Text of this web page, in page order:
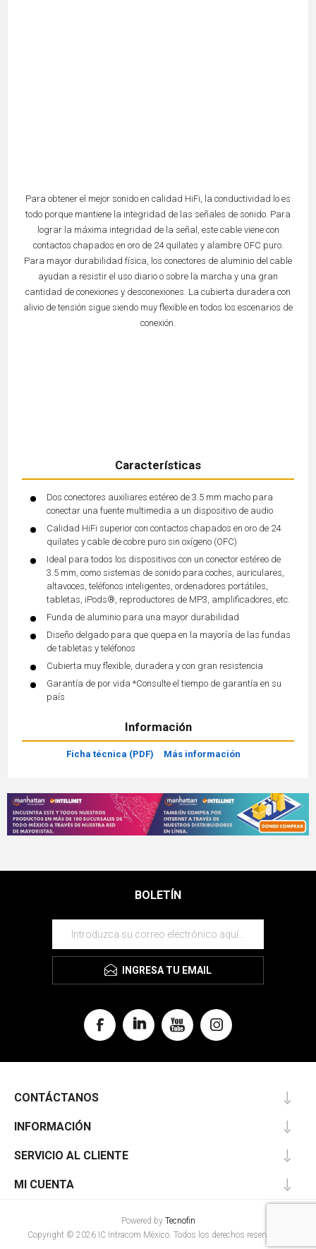
Para obtener el mejor sonido en calidad HiFi, la conductividad lo es
todo porque mantiene la integridad de las señales de sonido. Para
lograr la máxima integridad de la señal, este cable viene con
contactos chapados en oro de 24 quilates y alambre OFC puro.
Para mayor durabilidad física, los conectores de aluminio del cable
ayudan a resistir el uso diario o sobre la marcha y una gran
cantidad de conexiones y desconexiones. La cubierta duradera con
alivio de tensión sigue siendo muy flexible en todos los escenarios de
conexión.
Características
Dos conectores auxiliares estéreo de 3.5 mm macho para
conectar una fuente multimedia a un dispositivo de audio
Calidad HiFi superior con contactos chapados en oro de 24
quilates y cable de cobre puro sin oxígeno (OFC)
Ideal para todos los dispositivos con un conector estéreo de
3.5 mm, como sistemas de sonido para coches, auriculares,
altavoces, teléfonos inteligentes, ordenadores portátiles,
tabletas, iPods®, reproductores de MP3, amplificadores, etc.
Funda de aluminio para una mayor durabilidad
Diseño delgado para que quepa en la mayoría de las fundas
de tabletas y teléfonos
Cubierta muy flexible, duradera y con gran resistencia
Garantía de por vida *Consulte el tiempo de garantía en su
país
Información
Ficha técnica (PDF) Más información
BOLETÍN
INGRESA TU EMAIL
CONTÁCTANOS
INFORMACIÓN
SERVICIO AL CLIENTE
MI CUENTA
Powered by Tecnofin
Copyright © 2026 IC Intracom México. Todos los derechos reservados.